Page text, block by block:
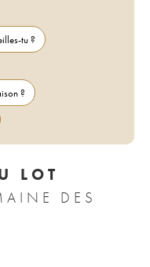
tu ?
?
LOT
DES